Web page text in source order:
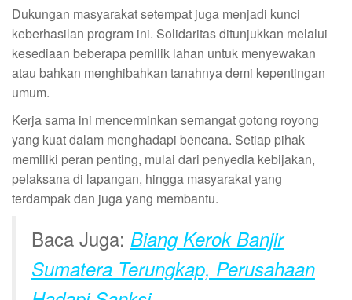
Dukungan masyarakat setempat juga menjadi kunci
keberhasilan program ini. Solidaritas ditunjukkan melalui
kesediaan beberapa pemilik lahan untuk menyewakan
atau bahkan menghibahkan tanahnya demi kepentingan
umum.
Kerja sama ini mencerminkan semangat gotong royong
yang kuat dalam menghadapi bencana. Setiap pihak
memiliki peran penting, mulai dari penyedia kebijakan,
pelaksana di lapangan, hingga masyarakat yang
terdampak dan juga yang membantu.
Baca Juga: Biang Kerok Banjir
Sumatera Terungkap, Perusahaan